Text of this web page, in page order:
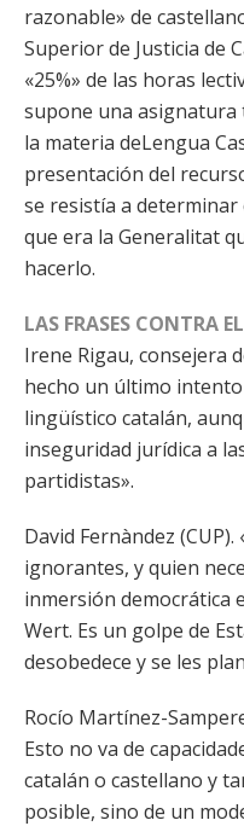
razonable» de
Superior de Justicia de
«25%» de las horas
supone una asignatura
la materia deLengua
presentación del
se resistía a
que era la Generalitat
hacerlo.
LAS FRASES CONTRA
Irene Rigau, consejera
hecho un último
lingüístico catalán,
inseguridad jurídica a
partidistas».
David Fernàndez
ignorantes, y quien
inmersión democrática
Wert. Es un golpe de
desobedece y se les
Rocío Martínez-
Esto no va de
catalán o castellano y
posible, sino de un